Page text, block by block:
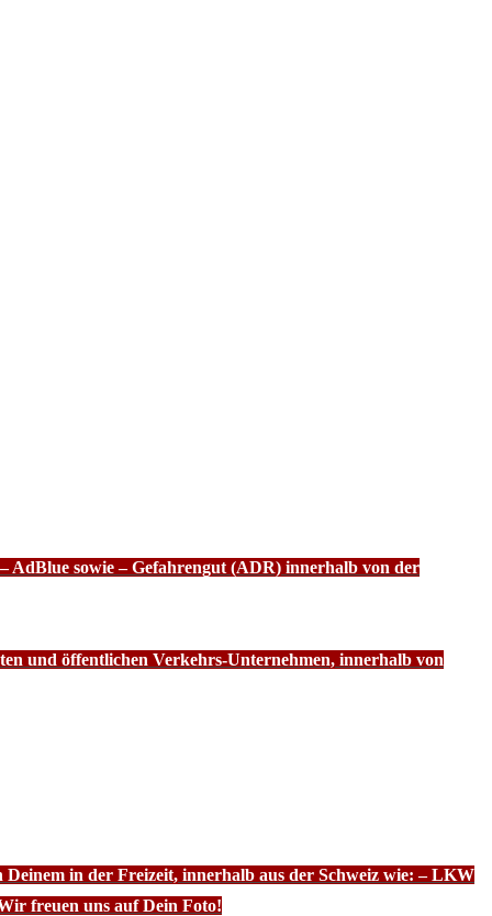
AdBlue sowie – Gefahrengut (ADR) innerhalb von der
und öffentlichen Verkehrs-Unternehmen, innerhalb von
in der Freizeit, innerhalb aus der Schweiz wie: – LKW
freuen uns auf Dein Foto!